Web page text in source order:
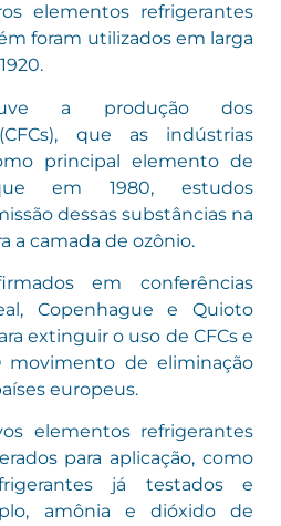
elementos refrigerantes
foram utilizados em larga
a produção dos
que as indústrias
principal elemento de
em 1980, estudos
dessas substâncias na
a camada de ozônio.
em conferências
Copenhague e Quioto
extinguir o uso de CFCs e
movimento de eliminação
europeus.
elementos refrigerantes
para aplicação, como
já testados e
amônia e dióxido de